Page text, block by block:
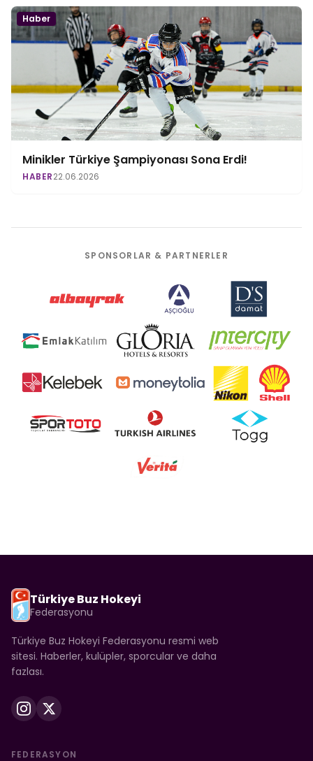
Haber
Minikler Türkiye Şampiyonası Sona Erdi!
HABER22.06.2026
SPONSORLAR & PARTNERLER
Türkiye Buz Hokeyi
Federasyonu
Türkiye Buz Hokeyi Federasyonu resmi web
sitesi. Haberler, kulüpler, sporcular ve daha
fazlası.
FEDERASYON